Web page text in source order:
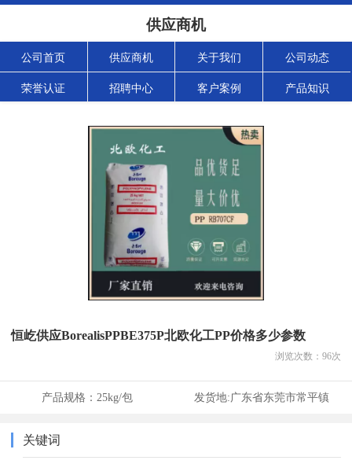
供应商机
公司首页 供应商机 关于我们 公司动态
荣誉认证 招聘中心 客户案例 产品知识
恒屹供应BorealisPPBE375P北欧化工PP价格多少参数
浏览次数： 96次
产品规格： 25kg/包 发货地:广东省东莞市常平镇
关键词